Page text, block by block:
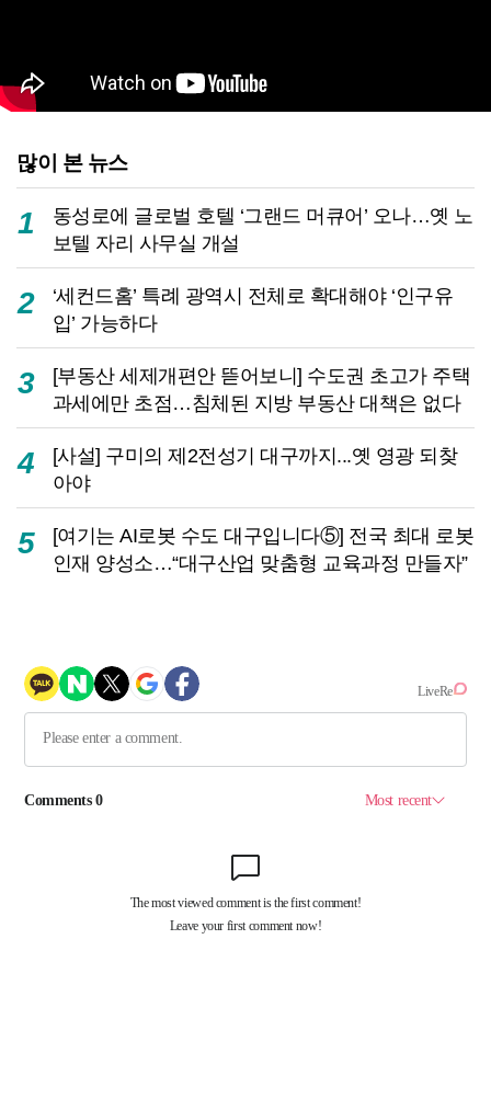
많이 본 뉴스
1
동성로에 글로벌 호텔 ‘그랜드 머큐어’ 오나…옛 노
보텔 자리 사무실 개설
2
‘세컨드홈’ 특례 광역시 전체로 확대해야 ‘인구유
입’ 가능하다
3
[부동산 세제개편안 뜯어보니] 수도권 초고가 주택
과세에만 초점…침체된 지방 부동산 대책은 없다
4
[사설] 구미의 제2전성기 대구까지...옛 영광 되찾
아야
5
[여기는 AI로봇 수도 대구입니다⑤] 전국 최대 로봇
인재 양성소…“대구산업 맞춤형 교육과정 만들자”